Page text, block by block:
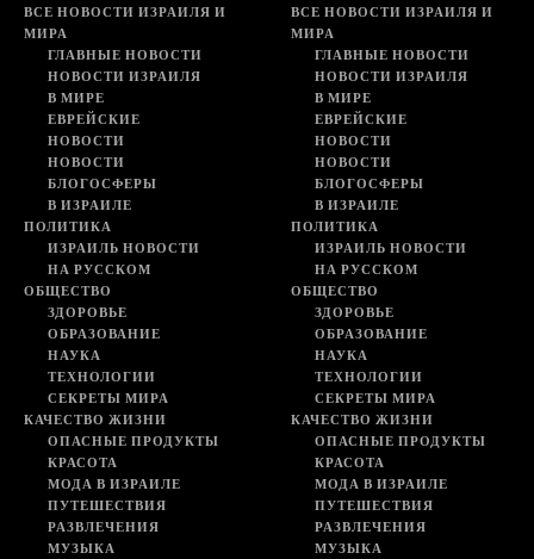
ВСЕ НОВОСТИ ИЗРАИЛЯ И
МИРА
ГЛАВНЫЕ НОВОСТИ
НОВОСТИ ИЗРАИЛЯ
В МИРЕ
ЕВРЕЙСКИЕ
НОВОСТИ
НОВОСТИ
БЛОГОСФЕРЫ
В ИЗРАИЛЕ
ПОЛИТИКА
ИЗРАИЛЬ НОВОСТИ
НА РУССКОМ
ОБЩЕСТВО
ЗДОРОВЬЕ
ОБРАЗОВАНИЕ
НАУКА
ТЕХНОЛОГИИ
СЕКРЕТЫ МИРА
КАЧЕСТВО ЖИЗНИ
ОПАСНЫЕ ПРОДУКТЫ
КРАСОТА
МОДА В ИЗРАИЛЕ
ПУТЕШЕСТВИЯ
РАЗВЛЕЧЕНИЯ
МУЗЫКА
ВСЕ НОВОСТИ ИЗРАИЛЯ И
МИРА
ГЛАВНЫЕ НОВОСТИ
НОВОСТИ ИЗРАИЛЯ
В МИРЕ
ЕВРЕЙСКИЕ
НОВОСТИ
НОВОСТИ
БЛОГОСФЕРЫ
В ИЗРАИЛЕ
ПОЛИТИКА
ИЗРАИЛЬ НОВОСТИ
НА РУССКОМ
ОБЩЕСТВО
ЗДОРОВЬЕ
ОБРАЗОВАНИЕ
НАУКА
ТЕХНОЛОГИИ
СЕКРЕТЫ МИРА
КАЧЕСТВО ЖИЗНИ
ОПАСНЫЕ ПРОДУКТЫ
КРАСОТА
МОДА В ИЗРАИЛЕ
ПУТЕШЕСТВИЯ
РАЗВЛЕЧЕНИЯ
МУЗЫКА